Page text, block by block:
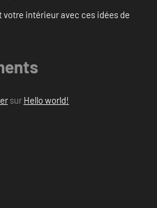
intérieur avec ces idées de
sur Hello world!